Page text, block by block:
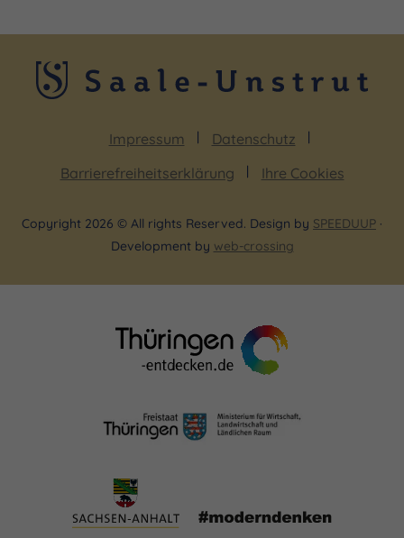
Impressum
Datenschutz
Barrierefreiheitserklärung
Ihre Cookies
Copyright 2026 © All rights Reserved. Design by SPEEDUUP ·
Development by web-crossing